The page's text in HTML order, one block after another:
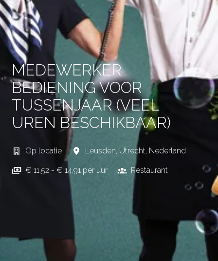
MEDEWERKER
BEDIENING VOOR
TUSSENJAAR (VEEL
UREN BESCHIKBAAR)
Op locatie Leusden, Utrecht, Nederland
€ 11,52 - € 14,91 per uur Restaurant